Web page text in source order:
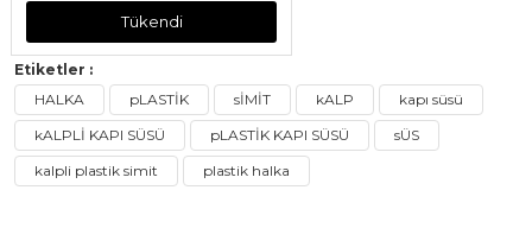
Tükendi
Etiketler :
HALKA
pLASTİK sİMİT kALP
kapı süsü
kALPLİ KAPI SÜSÜ
pLASTİK KAPI SÜSÜ
sÜS
kalpli plastik simit
plastik halka